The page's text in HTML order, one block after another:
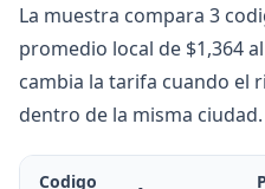
La muestra compara 3
promedio local de $1,364
cambia la tarifa cuando el
dentro de la misma ciudad.
Codigo